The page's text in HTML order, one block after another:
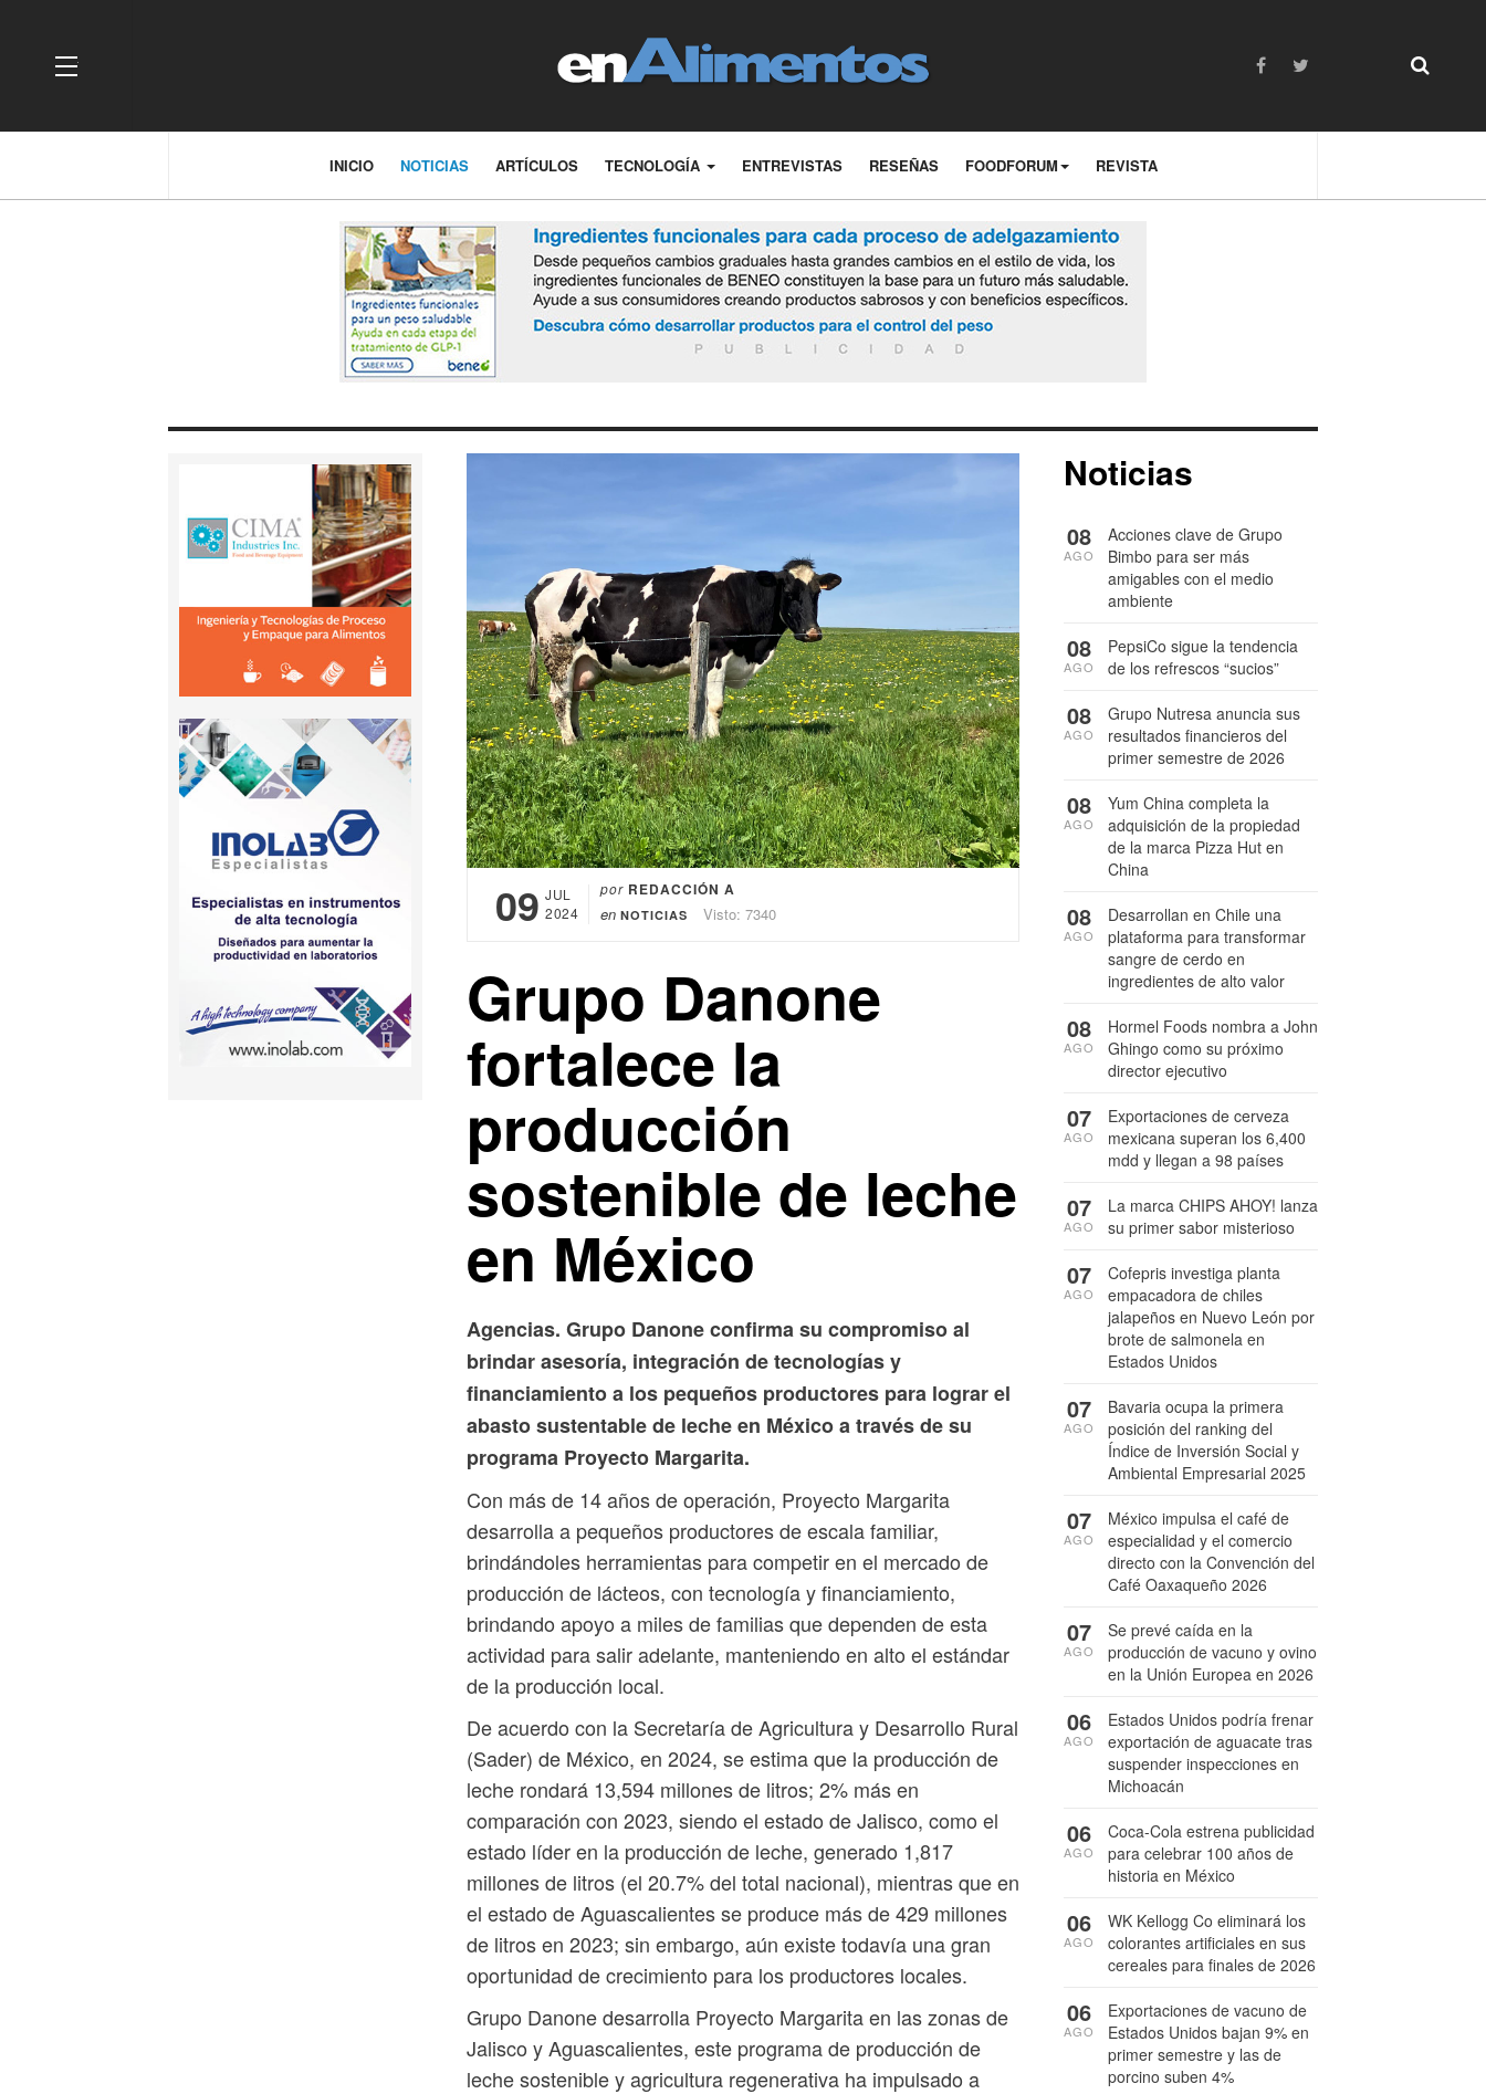
OFF CANVAS
INICIO NOTICIAS ARTÍCULOS TECNOLOGÍA ENTREVISTAS RESEÑAS FOODFORUM REVISTA
09 JUL
2024
por REDACCIÓN A
en NOTICIAS Visto: 7340
Grupo Danone
fortalece la
producción
sostenible de leche
en México
Agencias. Grupo Danone confirma su compromiso al
brindar asesoría, integración de tecnologías y
financiamiento a los pequeños productores para lograr el
abasto sustentable de leche en México a través de su
programa Proyecto Margarita.
Con más de 14 años de operación, Proyecto Margarita
desarrolla a pequeños productores de escala familiar,
brindándoles herramientas para competir en el mercado de
producción de lácteos, con tecnología y financiamiento,
brindando apoyo a miles de familias que dependen de esta
actividad para salir adelante, manteniendo en alto el estándar
de la producción local.
De acuerdo con la Secretaría de Agricultura y Desarrollo Rural
(Sader) de México, en 2024, se estima que la producción de
leche rondará 13,594 millones de litros; 2% más en
comparación con 2023, siendo el estado de Jalisco, como el
estado líder en la producción de leche, generado 1,817
millones de litros (el 20.7% del total nacional), mientras que en
el estado de Aguascalientes se produce más de 429 millones
de litros en 2023; sin embargo, aún existe todavía una gran
oportunidad de crecimiento para los productores locales.
Grupo Danone desarrolla Proyecto Margarita en las zonas de
Jalisco y Aguascalientes, este programa de producción de
leche sostenible y agricultura regenerativa ha impulsado a
Noticias
Acciones clave de Grupo
Bimbo para ser más
amigables con el medio
ambiente
08
AGO
PepsiCo sigue la tendencia
de los refrescos “sucios”
08
AGO
Grupo Nutresa anuncia sus
resultados financieros del
primer semestre de 2026
08
AGO
Yum China completa la
adquisición de la propiedad
de la marca Pizza Hut en
China
08
AGO
Desarrollan en Chile una
plataforma para transformar
sangre de cerdo en
ingredientes de alto valor
08
AGO
Hormel Foods nombra a John
Ghingo como su próximo
director ejecutivo
08
AGO
Exportaciones de cerveza
mexicana superan los 6,400
mdd y llegan a 98 países
07
AGO
La marca CHIPS AHOY! lanza
su primer sabor misterioso
07
AGO
Cofepris investiga planta
empacadora de chiles
jalapeños en Nuevo León por
brote de salmonela en
Estados Unidos
07
AGO
Bavaria ocupa la primera
posición del ranking del
Índice de Inversión Social y
Ambiental Empresarial 2025
07
AGO
México impulsa el café de
especialidad y el comercio
directo con la Convención del
Café Oaxaqueño 2026
07
AGO
Se prevé caída en la
producción de vacuno y ovino
en la Unión Europea en 2026
07
AGO
Estados Unidos podría frenar
exportación de aguacate tras
suspender inspecciones en
Michoacán
06
AGO
Coca-Cola estrena publicidad
para celebrar 100 años de
historia en México
06
AGO
WK Kellogg Co eliminará los
colorantes artificiales en sus
cereales para finales de 2026
06
AGO
Exportaciones de vacuno de
Estados Unidos bajan 9% en
primer semestre y las de
porcino suben 4%
06
AGO